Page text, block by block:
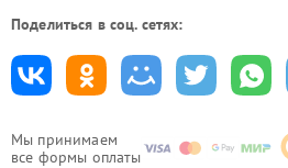
Мы принимаем
все формы оплаты
Поделиться в соц. сетях: